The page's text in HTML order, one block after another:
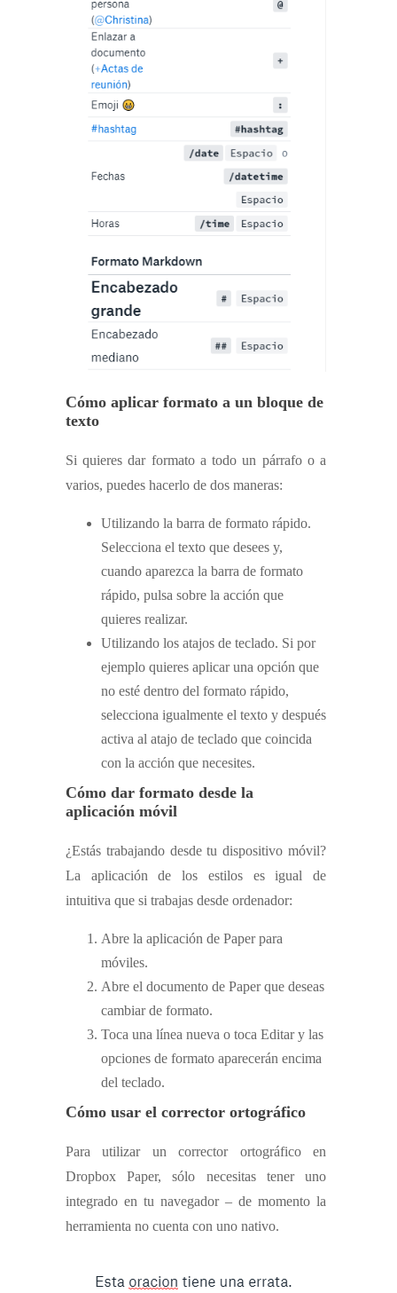
Cómo aplicar formato a un bloque de
texto
Si quieres dar formato a todo un párrafo o a
varios, puedes hacerlo de dos maneras:
Utilizando la barra de formato rápido.
Selecciona el texto que desees y,
cuando aparezca la barra de formato
rápido, pulsa sobre la acción que
quieres realizar.
Utilizando los atajos de teclado. Si por
ejemplo quieres aplicar una opción que
no esté dentro del formato rápido,
selecciona igualmente el texto y después
activa al atajo de teclado que coincida
con la acción que necesites.
Cómo dar formato desde la
aplicación móvil
¿Estás trabajando desde tu dispositivo móvil?
La aplicación de los estilos es igual de
intuitiva que si trabajas desde ordenador:
Abre la aplicación de Paper para
móviles.
Abre el documento de Paper que deseas
cambiar de formato.
Toca una línea nueva o toca Editar y las
opciones de formato aparecerán encima
del teclado.
Cómo usar el corrector ortográfico
Para utilizar un corrector ortográfico en
Dropbox Paper, sólo necesitas tener uno
integrado en tu navegador – de momento la
herramienta no cuenta con uno nativo.